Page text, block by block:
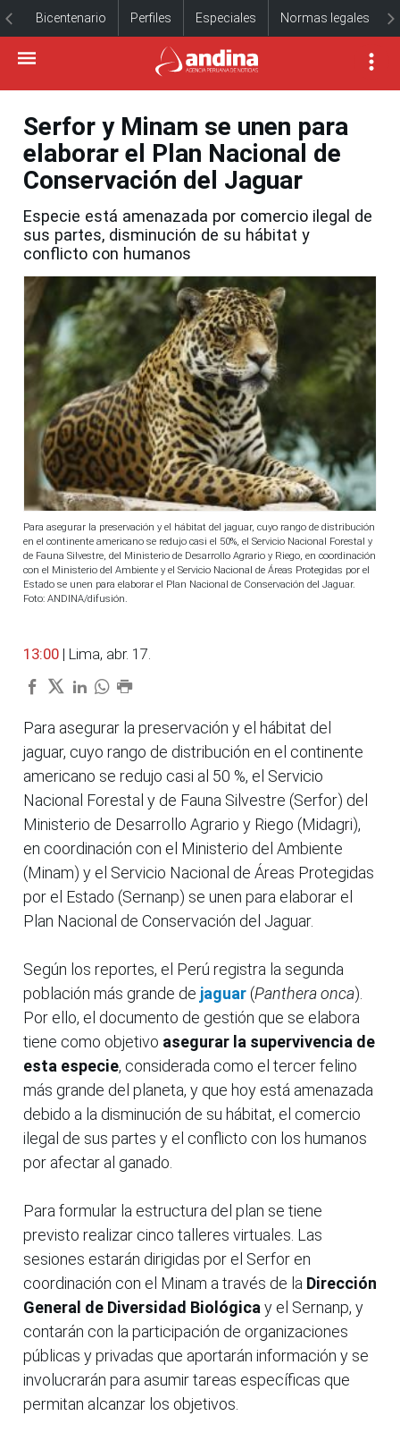
Bicentenario Perfiles Especiales Normas legales
Serfor y Minam se unen para
elaborar el Plan Nacional de
Conservación del Jaguar
Especie está amenazada por comercio ilegal de
sus partes, disminución de su hábitat y
conflicto con humanos
Para asegurar la preservación y el hábitat del jaguar, cuyo rango de distribución
en el continente americano se redujo casi el 50%, el Servicio Nacional Forestal y
de Fauna Silvestre, del Ministerio de Desarrollo Agrario y Riego, en coordinación
con el Ministerio del Ambiente y el Servicio Nacional de Áreas Protegidas por el
Estado se unen para elaborar el Plan Nacional de Conservación del Jaguar.
Foto: ANDINA/difusión.
13:00 | Lima, abr. 17.
Para asegurar la preservación y el hábitat del
jaguar, cuyo rango de distribución en el continente
americano se redujo casi al 50 %, el Servicio
Nacional Forestal y de Fauna Silvestre (Serfor) del
Ministerio de Desarrollo Agrario y Riego (Midagri),
en coordinación con el Ministerio del Ambiente
(Minam) y el Servicio Nacional de Áreas Protegidas
por el Estado (Sernanp) se unen para elaborar el
Plan Nacional de Conservación del Jaguar.
Según los reportes, el Perú registra la segunda
población más grande de jaguar (Panthera onca).
Por ello, el documento de gestión que se elabora
tiene como objetivo asegurar la supervivencia de
esta especie, considerada como el tercer felino
más grande del planeta, y que hoy está amenazada
debido a la disminución de su hábitat, el comercio
ilegal de sus partes y el conflicto con los humanos
por afectar al ganado.
Para formular la estructura del plan se tiene
previsto realizar cinco talleres virtuales. Las
sesiones estarán dirigidas por el Serfor en
coordinación con el Minam a través de la Dirección
General de Diversidad Biológica y el Sernanp, y
contarán con la participación de organizaciones
públicas y privadas que aportarán información y se
involucrarán para asumir tareas específicas que
permitan alcanzar los objetivos.